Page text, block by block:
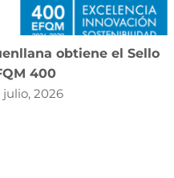
obtiene el Sello
400
julio, 2026